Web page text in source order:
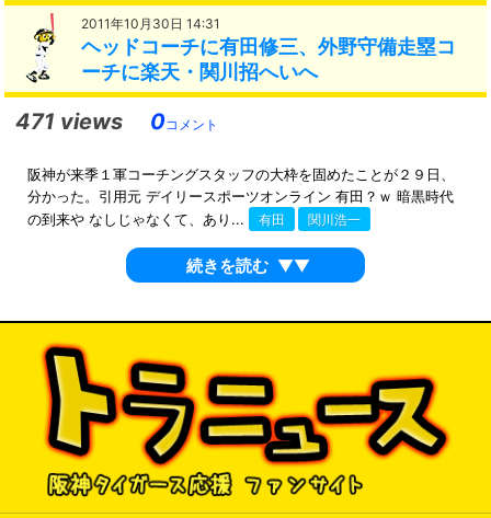
2011年10月30日 14:31
ヘッドコーチに有田修三、外野守備走塁コ
ーチに楽天・関川招へいへ
471 views 0コメント
阪神が来季１軍コーチングスタッフの大枠を固めたことが２９日、
分かった。引用元 デイリースポーツオンライン 有田？ｗ 暗黒時代
の到来や なしじゃなくて、あり...
有田 関川浩一
続きを読む ▼▼